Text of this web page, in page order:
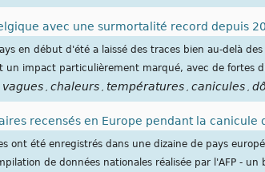
avec une surmortalité record depuis
en début d'été a laissé des traces bien au-delà
un impact particulièrement marqué, avec de fortes
vagues , chaleurs , températures , canicules ,
recensés en Europe pendant la canicule
ont été enregistrés dans une dizaine de pays
de données nationales réalisée par l'AFP -